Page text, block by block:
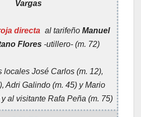
Vargas
directa al tarifeño Manuel
Flores -utillero- (m. 72)
locales José Carlos (m. 12),
Adri Galindo (m. 45) y Mario
al visitante Rafa Peña (m. 75)